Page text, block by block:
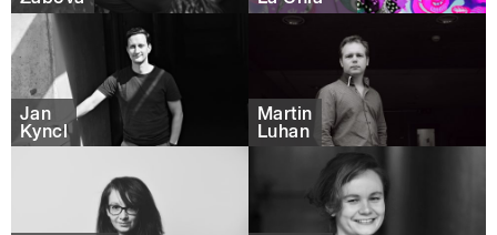
Jan
Kyncl
Martin
Luhan